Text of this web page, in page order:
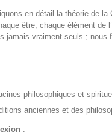
en détail la théorie de
être, chaque élément de
jamais vraiment seuls ; nous
philosophiques et
anciennes et des
: